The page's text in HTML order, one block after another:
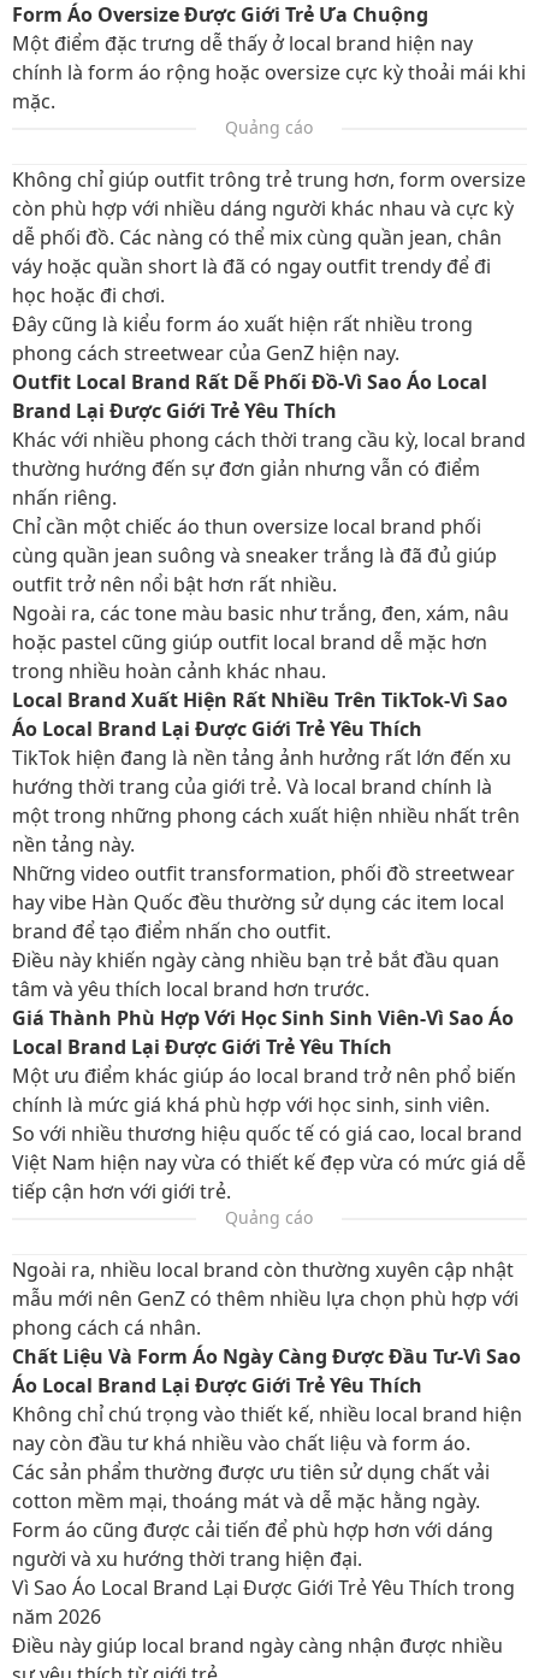
Form Áo Oversize Được Giới Trẻ Ưa Chuộng
Một điểm đặc trưng dễ thấy ở local brand hiện nay
chính là form áo rộng hoặc oversize cực kỳ thoải mái khi
mặc.
Quảng cáo
Không chỉ giúp outfit trông trẻ trung hơn, form oversize
còn phù hợp với nhiều dáng người khác nhau và cực kỳ
dễ phối đồ. Các nàng có thể mix cùng quần jean, chân
váy hoặc quần short là đã có ngay outfit trendy để đi
học hoặc đi chơi.
Đây cũng là kiểu form áo xuất hiện rất nhiều trong
phong cách streetwear của GenZ hiện nay.
Outfit Local Brand Rất Dễ Phối Đồ-Vì Sao Áo Local
Brand Lại Được Giới Trẻ Yêu Thích
Khác với nhiều phong cách thời trang cầu kỳ, local brand
thường hướng đến sự đơn giản nhưng vẫn có điểm
nhấn riêng.
Chỉ cần một chiếc áo thun oversize local brand phối
cùng quần jean suông và sneaker trắng là đã đủ giúp
outfit trở nên nổi bật hơn rất nhiều.
Ngoài ra, các tone màu basic như trắng, đen, xám, nâu
hoặc pastel cũng giúp outfit local brand dễ mặc hơn
trong nhiều hoàn cảnh khác nhau.
Local Brand Xuất Hiện Rất Nhiều Trên TikTok-Vì Sao
Áo Local Brand Lại Được Giới Trẻ Yêu Thích
TikTok hiện đang là nền tảng ảnh hưởng rất lớn đến xu
hướng thời trang của giới trẻ. Và local brand chính là
một trong những phong cách xuất hiện nhiều nhất trên
nền tảng này.
Những video outfit transformation, phối đồ streetwear
hay vibe Hàn Quốc đều thường sử dụng các item local
brand để tạo điểm nhấn cho outfit.
Điều này khiến ngày càng nhiều bạn trẻ bắt đầu quan
tâm và yêu thích local brand hơn trước.
Giá Thành Phù Hợp Với Học Sinh Sinh Viên-Vì Sao Áo
Local Brand Lại Được Giới Trẻ Yêu Thích
Một ưu điểm khác giúp áo local brand trở nên phổ biến
chính là mức giá khá phù hợp với học sinh, sinh viên.
So với nhiều thương hiệu quốc tế có giá cao, local brand
Việt Nam hiện nay vừa có thiết kế đẹp vừa có mức giá dễ
tiếp cận hơn với giới trẻ.
Quảng cáo
Ngoài ra, nhiều local brand còn thường xuyên cập nhật
mẫu mới nên GenZ có thêm nhiều lựa chọn phù hợp với
phong cách cá nhân.
Chất Liệu Và Form Áo Ngày Càng Được Đầu Tư-Vì Sao
Áo Local Brand Lại Được Giới Trẻ Yêu Thích
Không chỉ chú trọng vào thiết kế, nhiều local brand hiện
nay còn đầu tư khá nhiều vào chất liệu và form áo.
Các sản phẩm thường được ưu tiên sử dụng chất vải
cotton mềm mại, thoáng mát và dễ mặc hằng ngày.
Form áo cũng được cải tiến để phù hợp hơn với dáng
người và xu hướng thời trang hiện đại.
Vì Sao Áo Local Brand Lại Được Giới Trẻ Yêu Thích trong
năm 2026
Điều này giúp local brand ngày càng nhận được nhiều